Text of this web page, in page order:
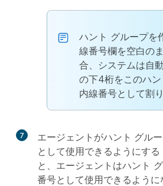
ハント グループを
線番号欄を空白の
合、システムは自
の下4桁をこのハ
内線番号として割
7
エージェントがハント グル
として使用できるようにする
と、エージェントはハント
番号として使用できるように